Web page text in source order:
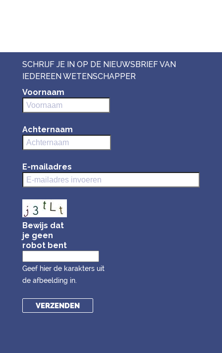
SCHRIJF JE IN OP DE NIEUWSBRIEF VAN
IEDEREEN WETENSCHAPPER
Voornaam
Achternaam
E-mailadres
Bewijs dat
je geen
robot bent
Geef hier de karakters uit
de afbeelding in.